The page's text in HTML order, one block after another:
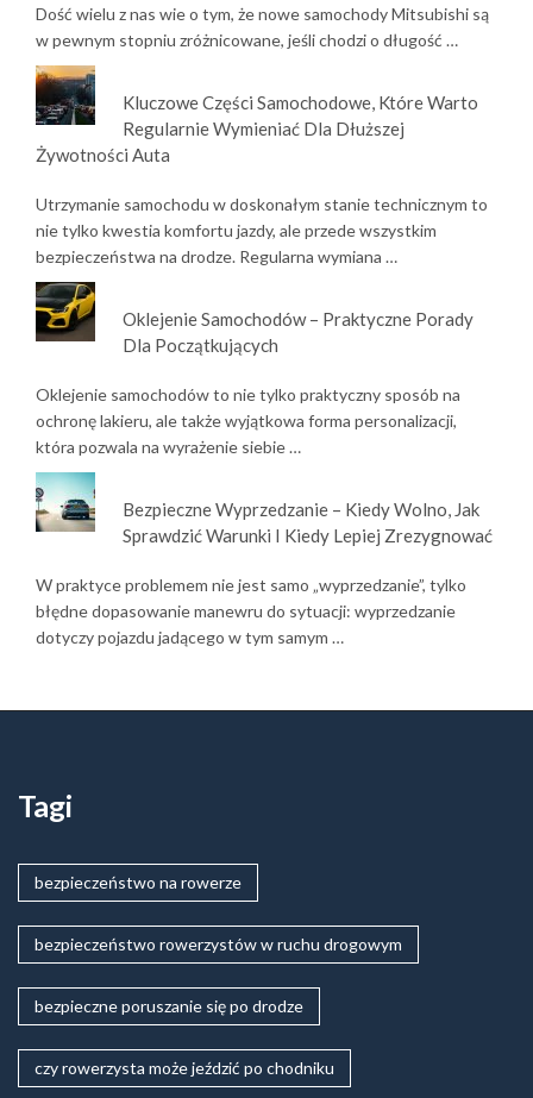
Dość wielu z nas wie o tym, że nowe samochody Mitsubishi są
w pewnym stopniu zróżnicowane, jeśli chodzi o długość …
Kluczowe Części Samochodowe, Które Warto
Regularnie Wymieniać Dla Dłuższej
Żywotności Auta
Utrzymanie samochodu w doskonałym stanie technicznym to
nie tylko kwestia komfortu jazdy, ale przede wszystkim
bezpieczeństwa na drodze. Regularna wymiana …
Oklejenie Samochodów – Praktyczne Porady
Dla Początkujących
Oklejenie samochodów to nie tylko praktyczny sposób na
ochronę lakieru, ale także wyjątkowa forma personalizacji,
która pozwala na wyrażenie siebie …
Bezpieczne Wyprzedzanie – Kiedy Wolno, Jak
Sprawdzić Warunki I Kiedy Lepiej Zrezygnować
W praktyce problemem nie jest samo „wyprzedzanie”, tylko
błędne dopasowanie manewru do sytuacji: wyprzedzanie
dotyczy pojazdu jadącego w tym samym …
Tagi
bezpieczeństwo na rowerze
bezpieczeństwo rowerzystów w ruchu drogowym
bezpieczne poruszanie się po drodze
czy rowerzysta może jeździć po chodniku